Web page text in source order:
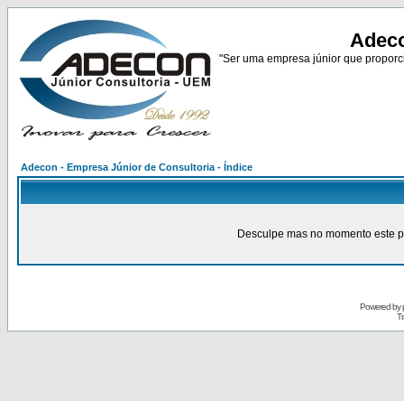
"Ser uma empresa júnior que
Adecon - Empresa Júnior de Consultoria - Índice
Desculpe mas no momento este
Powered by